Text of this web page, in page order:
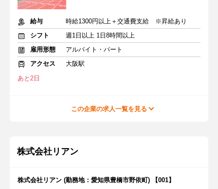
給与
時給1300円以上＋交通費支給 ※昇給あり
シフト
週1日以上 1日8時間以上
雇用形態
アルバイト・パート
アクセス
大阪駅
あと2日
この企業の求人一覧を見る
株式会社リアン
株式会社リアン (勤務地：愛知県豊橋市野依町) 【001】